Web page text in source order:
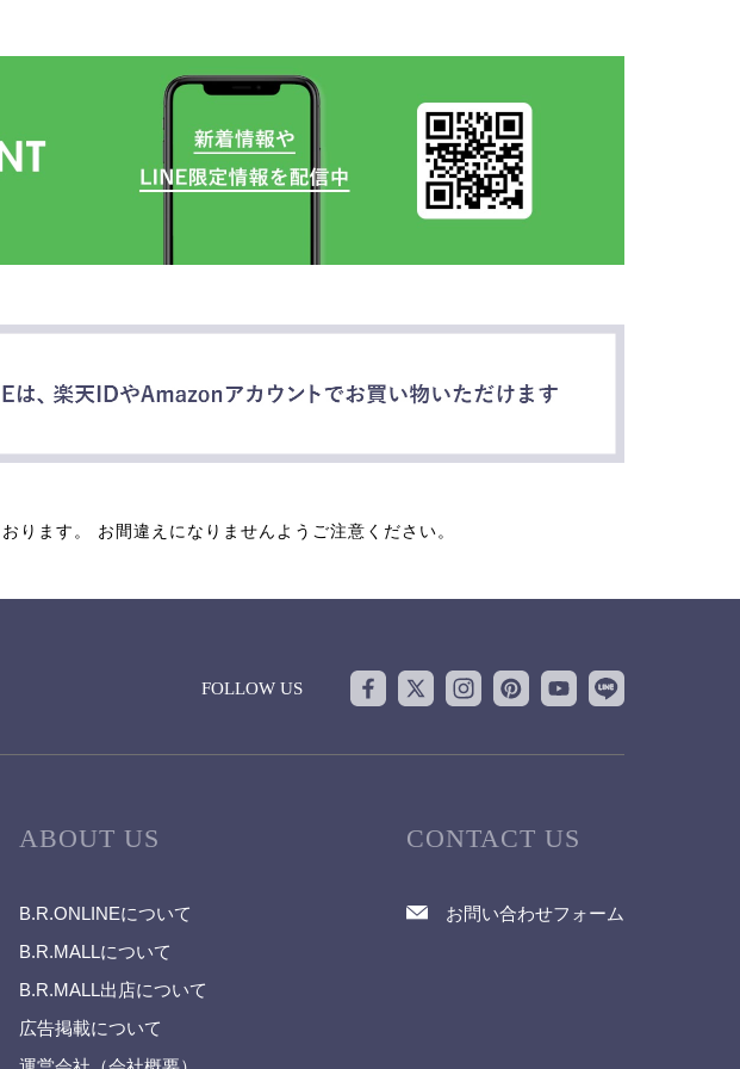
ります。 お間違えになりませんようご注意ください。
FOLLOW US
ABOUT US
B.R.ONLINEについて
B.R.MALLについて
B.R.MALL出店について
広告掲載について
CONTACT US
お問い合わせフォーム